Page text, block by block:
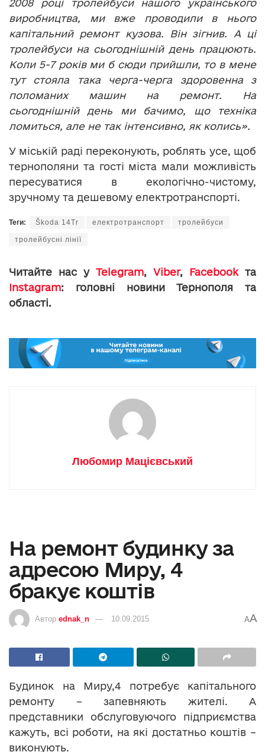
2008 році тролейбуси нашого українського
виробництва, ми вже проводили в нього
капітальний ремонт кузова. Він зігнив. А ці
тролейбуси на сьогоднішній день працюють.
Коли 5-7 років ми б сюди прийшли, то в мене
тут стояла така черга-черга здоровенна з
поломаних машин на ремонт. На
сьогоднішній день ми бачимо, що техніка
ломиться, але не так інтенсивно, як колись».
У міській раді переконують, роблять усе, щоб
тернополяни та гості міста мали можливість
пересуватися в екологічно-чистому,
зручному та дешевому електротранспорті.
Теги: Škoda 14Tr електротранспорт тролейбуси
тролейбусні лінії
Читайте нас у Telegram, Viber, Facebookта
Instagram: головні новини Тернополя та
області.
Любомир Мацієвський
На ремонт будинку за
адресою Миру, 4
бракує коштів
Автор ednak_n 10.09.2015 AA
Будинок на Миру,4 потребує капітального
ремонту – запевняють жителі. А
представники обслуговуючого підприємства
кажуть, всі роботи, на які достатньо коштів –
виконують.